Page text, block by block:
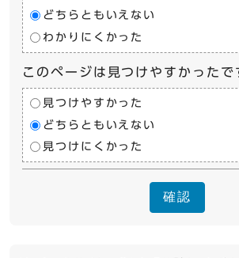
どちらともいえない
わかりにくかった
このページは見つけやすかったで
見つけやすかった
どちらともいえない
見つけにくかった
確認